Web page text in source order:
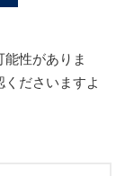
性がありま
ださいますよ